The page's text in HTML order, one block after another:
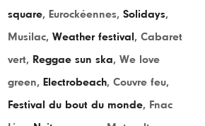
square, Eurockéennes, Solidays,
Musilac, Weather festival , Cabaret
vert, Reggae sun ska, We love
green, Electrobeach, Couvre feu,
Festival du bout du monde, Fnac